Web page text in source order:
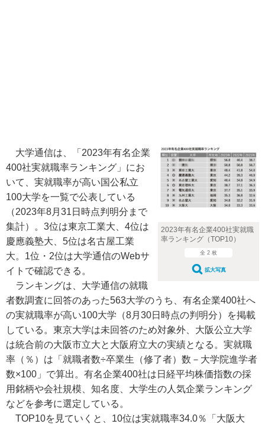
2023年有名企業400社実就職
率ランキング（TOP10）
全 2 枚
拡大写真
大学通信は、「2023年有名企業
400社実就職率ランキング」にお
いて、実就職率が高い国公私立
100大学を一覧で公表している
（2023年8月31日時点判明分まで
集計）。3位は東京工業大、4位は
慶應義塾大、5位は名古屋工業
大。1位・2位は大学通信のWebサ
イトで確認できる。
ランキングは、大学通信の就職
者数調査に回答のあった563大学のうち、有名企業400社へ
の実就職率が高い100大学（8月30日時点の判明分）を掲載
している。東京大学は未回答のため対象外、大阪公立大学
は統合前の大阪市立大と大阪府立大の実績となる。実就職
率（％）は「就職者数÷卒業生（修了者）数－大学院進学者
数×100」で算出。有名企業400社は日経平均株価指数の採
用銘柄や会社規模、知名度、大学生の人気企業ランキング
などを参考に選定している。
TOP10を見ていくと、10位は実就職率34.0％「大阪大